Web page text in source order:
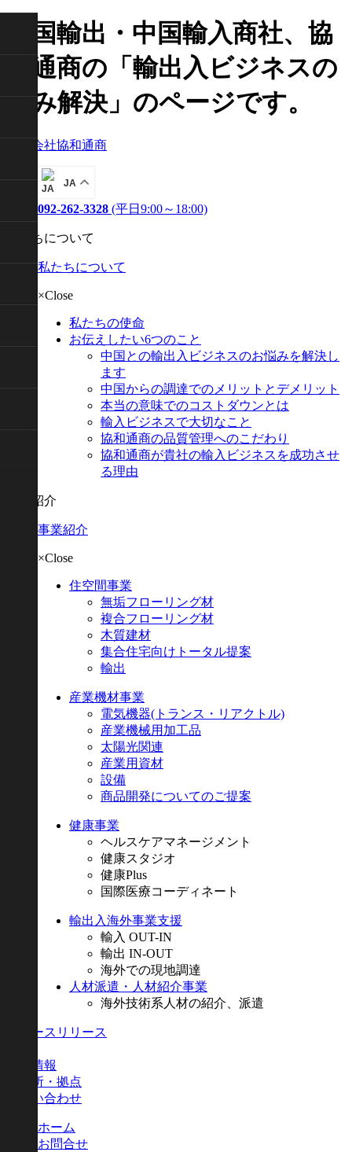
中国輸出・中国輸入商社、協
和通商の「輸出入ビジネスの
悩み解決」のページです。
株式会社協和通商
JA
092-262-3328 (平日9:00～18:00)
私たちについて
私たちについて
×Close
私たちの使命
お伝えしたい6つのこと
中国との輸出入ビジネスのお悩みを解決し
ます
中国からの調達でのメリットとデメリット
本当の意味でのコストダウンとは
輸入ビジネスで大切なこと
協和通商の品質管理へのこだわり
協和通商が貴社の輸入ビジネスを成功させ
る理由
事業紹介
事業紹介
×Close
住空間事業
無垢フローリング材
複合フローリング材
木質建材
集合住宅向けトータル提案
輸出
産業機材事業
電気機器(トランス・リアクトル)
産業機械用加工品
太陽光関連
産業用資材
設備
商品開発についてのご提案
健康事業
ヘルスケアマネージメント
健康スタジオ
健康Plus
国際医療コーディネート
輸出入海外事業支援
輸入 OUT-IN
輸出 IN-OUT
海外での現地調達
人材派遣・人材紹介事業
海外技術系人材の紹介、派遣
ニュースリリース
会社情報
事業所・拠点
お問い合わせ
ホーム
お問合せ